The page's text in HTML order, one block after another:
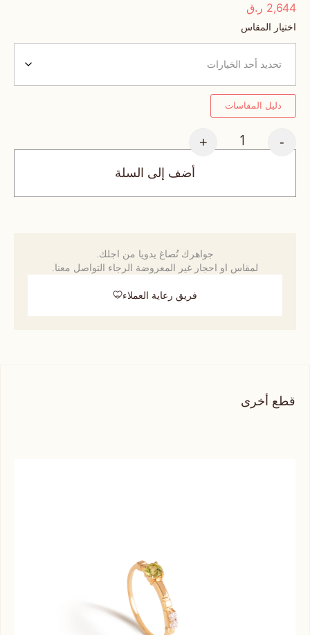
2,644 ر.ق
اختيار المقاس
دليل المقاسات
-
+
أضف إلى السلة
جواهرك تُصاغ يدويا من اجلك.
لمقاس او احجار غير المعروضة الرجاء التواصل معنا.
فريق رعاية العملاء
قطع أخرى